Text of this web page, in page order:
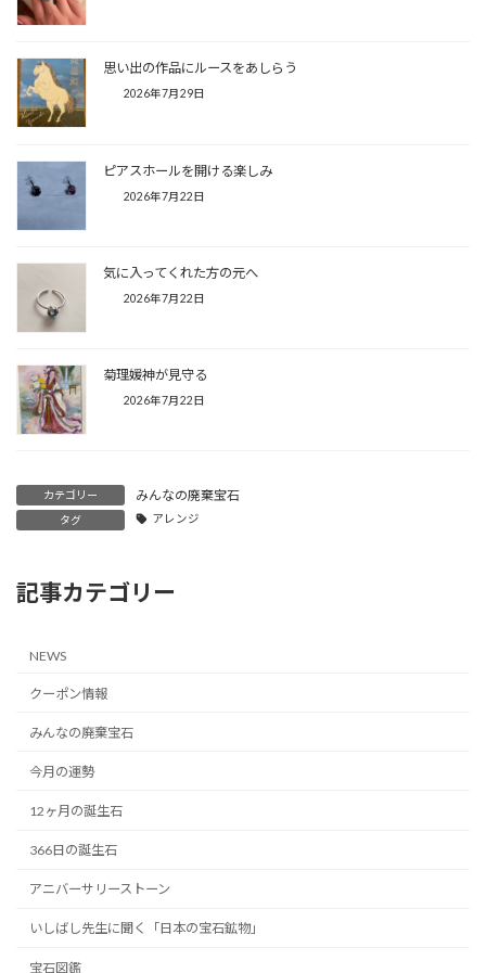
思い出の作品にルースをあしらう
2026年7月29日
ピアスホールを開ける楽しみ
2026年7月22日
気に入ってくれた方の元へ
2026年7月22日
菊理媛神が見守る
2026年7月22日
カテゴリー みんなの廃棄宝石
タグ アレンジ
記事カテゴリー
NEWS
クーポン情報
みんなの廃棄宝石
今月の運勢
12ヶ月の誕生石
366日の誕生石
アニバーサリーストーン
いしばし先生に聞く「日本の宝石鉱物」
宝石図鑑